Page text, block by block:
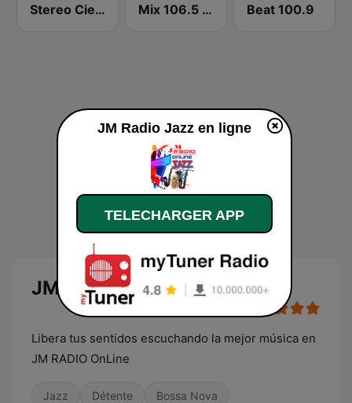
Stereo Cien 100.1 FM Mix 106.5 Querétaro Beat 100.9
JM Radio Jazz
Libera tus sentidos escuchando la mejor música en
JM RADIO OnLine
Jazz Détente Bossa Nova
JM Radio Jazz en ligne
TELECHARGER APP